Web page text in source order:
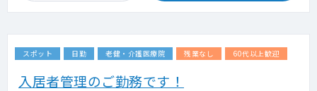
スポット 日勤 老健・介護医療院 残業なし 60代以上歓迎
入居者管理のご勤務です！